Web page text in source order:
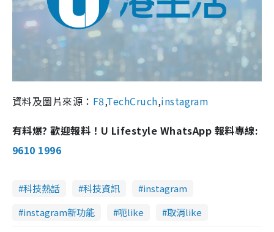
資料及圖片來源： F8,TechCruch,instagram
有料爆? 歡迎報料！U Lifestyle WhatsApp 報料專線:
9610 1996
科技熱話 科技資訊
instagram
instagram新功能
呃like 取消like